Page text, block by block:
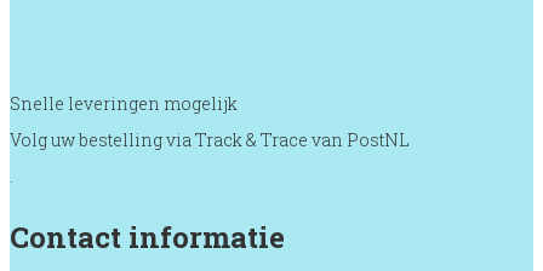
Snelle leveringen mogelijk
Volg uw bestelling via Track & Trace van PostNL
.
Contact informatie